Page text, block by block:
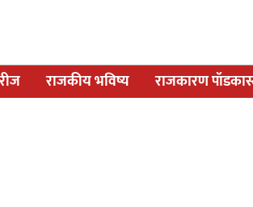
राजकीय भविष्य राजकारण